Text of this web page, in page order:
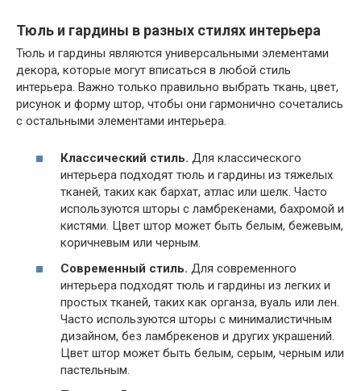
Тюль и гардины в разных стилях интерьера
Тюль и гардины являются универсальными элементами
декора, которые могут вписаться в любой стиль
интерьера. Важно только правильно выбрать ткань, цвет,
рисунок и форму штор, чтобы они гармонично сочетались
с остальными элементами интерьера.
Классический стиль. Для классического
интерьера подходят тюль и гардины из тяжелых
тканей, таких как бархат, атлас или шелк. Часто
используются шторы с ламбрекенами, бахромой и
кистями. Цвет штор может быть белым, бежевым,
коричневым или черным.
Современный стиль. Для современного
интерьера подходят тюль и гардины из легких и
простых тканей, таких как органза, вуаль или лен.
Часто используются шторы с минималистичным
дизайном, без ламбрекенов и других украшений.
Цвет штор может быть белым, серым, черным или
пастельным.